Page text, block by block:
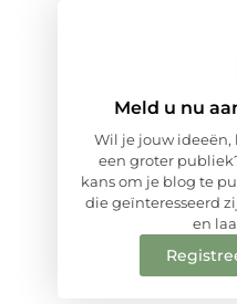
Meld u nu
Wil je jouw
een groter
kans om je blog te
die geïnteresseerd
en